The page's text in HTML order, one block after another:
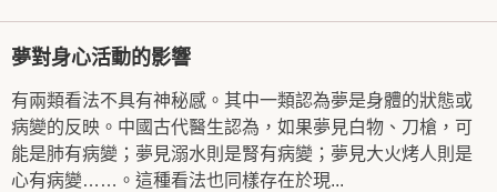
夢對身心活動的影響
有兩類看法不具有神秘感。其中一類認為夢是身體的狀態或
病變的反映。中國古代醫生認為，如果夢見白物、刀槍，可
能是肺有病變；夢見溺水則是腎有病變；夢見大火烤人則是
心有病變……。這種看法也同樣存在於現...